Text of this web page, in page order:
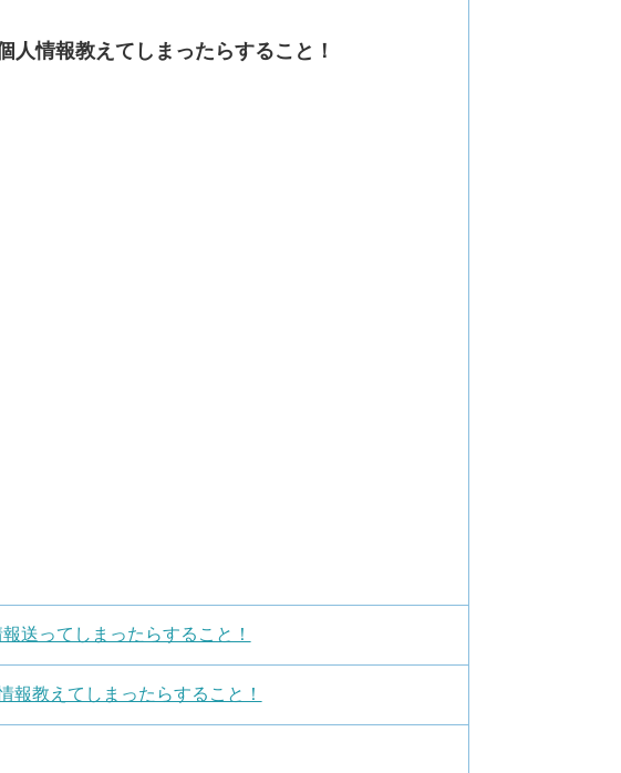
人情報教えてしまったらすること！
送ってしまったらすること！
報教えてしまったらすること！